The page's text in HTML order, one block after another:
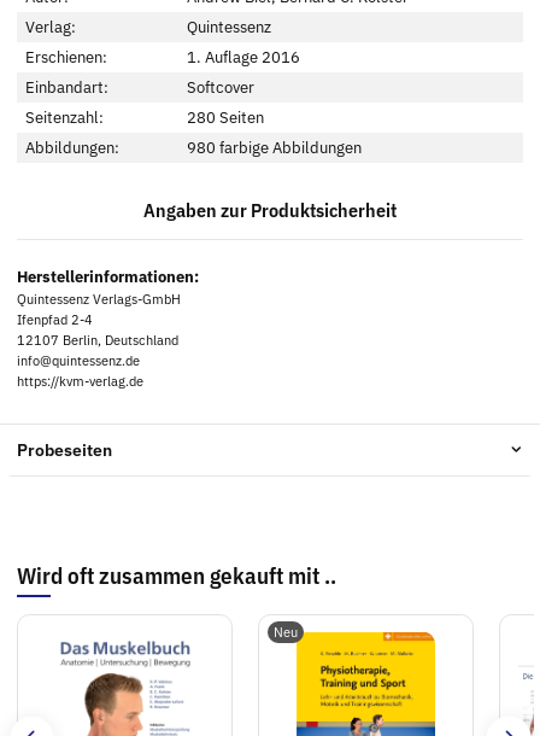
Verlag:
Quintessenz
Erschienen:
1. Auflage 2016
Einbandart:
Softcover
Seitenzahl:
280 Seiten
Abbildungen:
980 farbige Abbildungen
Angaben zur Produktsicherheit
Herstellerinformationen:
Quintessenz Verlags-GmbH
Ifenpfad 2-4
12107 Berlin, Deutschland
info@quintessenz.de
https://kvm-verlag.de
Probeseiten
Wird oft zusammen gekauft mit ..
Neu